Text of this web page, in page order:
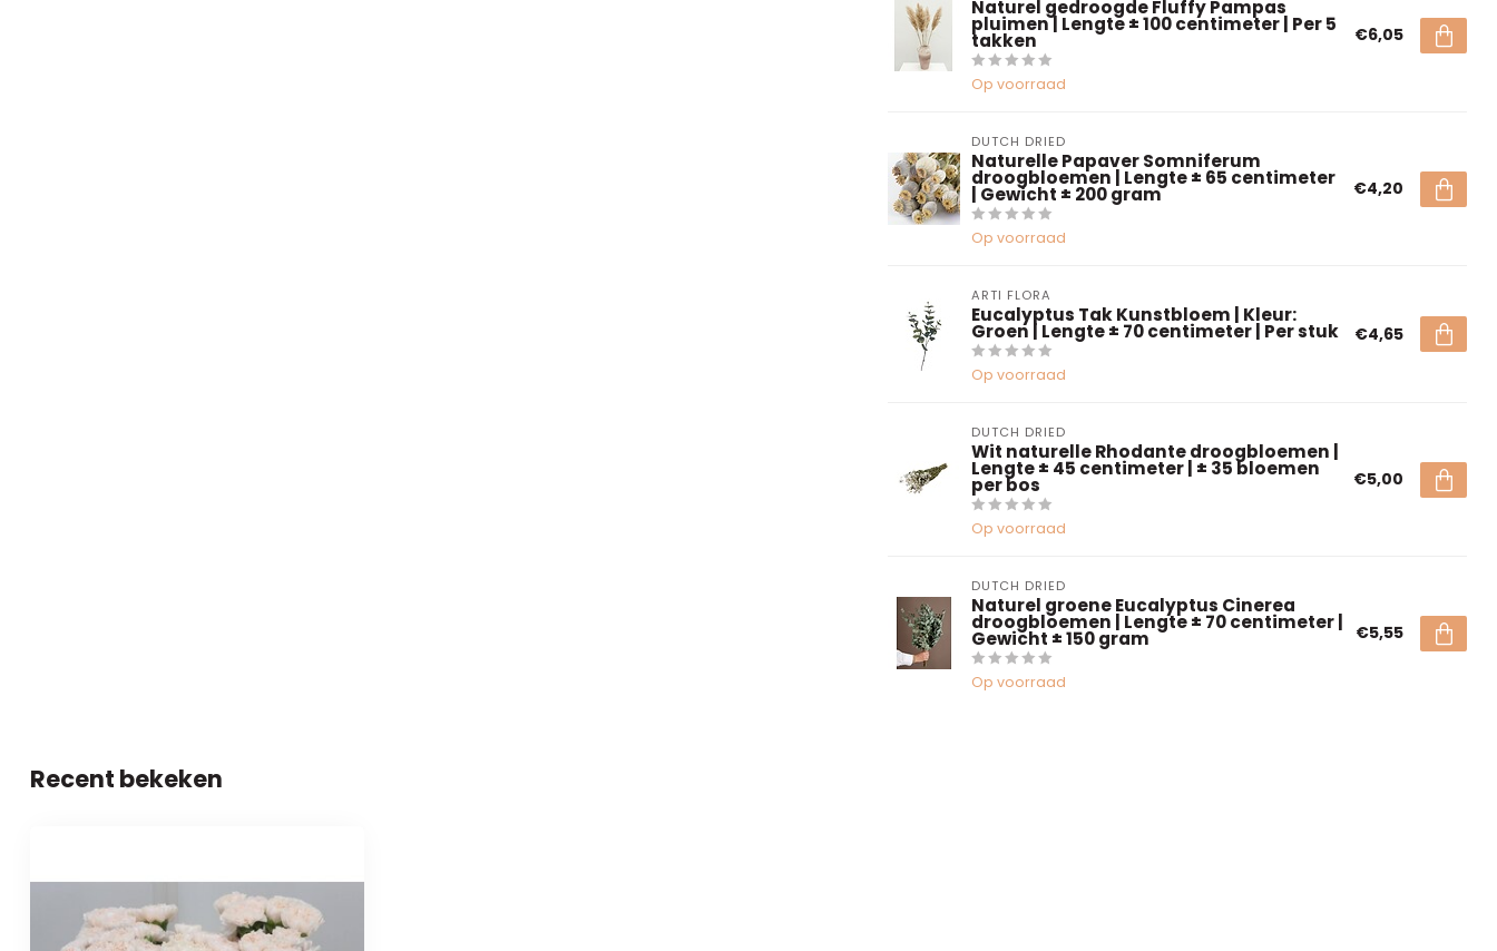
Naturel gedroogde Fluffy Pampas
pluimen | Lengte ± 100 centimeter | Per 5
takken
Op voorraad
€6,05
DUTCH DRIED
Naturelle Papaver Somniferum
droogbloemen | Lengte ± 65 centimeter
| Gewicht ± 200 gram
Op voorraad
€4,20
ARTI FLORA
Eucalyptus Tak Kunstbloem | Kleur:
Groen | Lengte ± 70 centimeter | Per stuk
Op voorraad
€4,65
DUTCH DRIED
Wit naturelle Rhodante droogbloemen |
Lengte ± 45 centimeter | ± 35 bloemen
per bos
Op voorraad
€5,00
DUTCH DRIED
Naturel groene Eucalyptus Cinerea
droogbloemen | Lengte ± 70 centimeter |
Gewicht ± 150 gram
Op voorraad
€5,55
Recent bekeken